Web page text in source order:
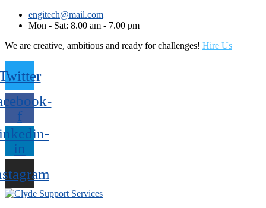
engitech@mail.com
Mon - Sat: 8.00 am - 7.00 pm
We are creative, ambitious and ready for challenges! Hire Us
f
in